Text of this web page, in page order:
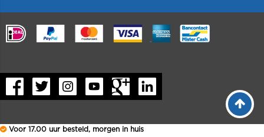
.
Voor 17.00 uur besteld, morgen in huis